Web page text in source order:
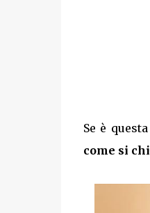
Se è
come si